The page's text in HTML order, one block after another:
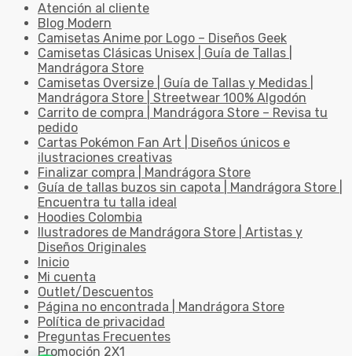
Atención al cliente
Blog Modern
Camisetas Anime por Logo – Diseños Geek
Camisetas Clásicas Unisex | Guía de Tallas |
Mandrágora Store
Camisetas Oversize | Guía de Tallas y Medidas |
Mandrágora Store | Streetwear 100% Algodón
Carrito de compra | Mandrágora Store – Revisa tu
pedido
Cartas Pokémon Fan Art | Diseños únicos e
ilustraciones creativas
Finalizar compra | Mandrágora Store
Guía de tallas buzos sin capota | Mandrágora Store |
Encuentra tu talla ideal
Hoodies Colombia
Ilustradores de Mandrágora Store | Artistas y
Diseños Originales
Inicio
Mi cuenta
Outlet/Descuentos
Página no encontrada | Mandrágora Store
Política de privacidad
Preguntas Frecuentes
Promoción 2X1